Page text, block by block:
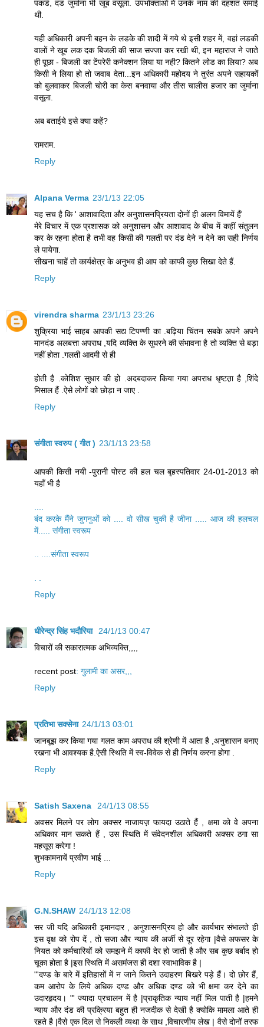
पकडॆ, दंड जुर्माना भी खूब वसूला. उपभोक्ताओं में उनके नाम की दहशत समाई
थी.
यही अधिकारी अपनी बहन के लडके की शादी में गये थे इसी शहर में, वहां लडकी
वालों ने खूब लक दक बिजली की साज सज्जा कर रखी थी, इन महाराज ने जाते
ही पूछा - बिजली का टेंपरेरी कनेक्शन लिया या नही? कितने लोड का लिया? अब
किसी ने लिया हो तो जवाब देता...इन अधिकारी महोदय ने तुरंत अपने सहायकों
को बुलवाकर बिजली चोरी का केस बनवाया और तीस चालीस हजार का जुर्माना
वसूला.
अब बताईये इसे क्या कहें?
रामराम.
Reply
Alpana Verma 23/1/13 22:05
यह सच है कि ' आशावादिता और अनुशासनप्रियता दोनों ही अलग विमायें हैं'
मेरे विचार में एक प्रशासक को अनुशासन और आशावाद के बीच में कहीं संतुलन
कर के रहना होता है तभी वह किसी की गलती पर दंड देने न देने का सही निर्णय
ले पायेगा.
सीखना चाहें तो कार्यक्षेत्र के अनुभव ही आप को काफी कुछ सिखा देते हैं.
Reply
virendra sharma 23/1/13 23:26
शुक्रिया भाई साहब आपकी सद्य टिपण्णी का .बढ़िया चिंतन सबके अपने अपने
मानदंड अलबत्ता अपराध ,यदि व्यक्ति के सुधरने की संभावना है तो व्यक्ति से बड़ा
नहीं होता .गलती आदमी से ही
होती है .कोशिश सुधार की हो .अदबदाकर किया गया अपराध धृष्टत़ा है ,शिंदे
मिसाल हैं .ऐसे लोगों को छोड़ा न जाए .
Reply
संगीता स्वरुप ( गीत ) 23/1/13 23:58
आपकी किसी नयी -पुरानी पोस्ट की हल चल बृहस्पतिवार 24-01-2013 को
यहाँ भी है
बंद करके मैंने जुगनुओं को .... वो सीख चुकी है जीना ..... आज की हलचल
में..... संगीता स्वरूप
.. ....संगीता स्वरूप
Reply
धीरेन्द्र सिंह भदौरिया
24/1/13 00:47
विचारों की सकारात्मक अभिव्यक्ति,,,,
recent post: गुलामी का असर,,,
Reply
प्रतिभा सक्सेना 24/1/13 03:01
जानबूझ कर किया गया गलत काम अपराध की श्रेणी में आता है ,अनुशासन बनाए
रखना भी आवश्यक है.ऐसी स्थिति में स्व-विवेक से ही निर्णय करना होगा .
Reply
Satish Saxena
24/1/13 08:55
अवसर मिलने पर लोग अक्सर नाजायज़ फायदा उठाते हैं , क्षमा को वे अपना
अधिकार मान सकते हैं , उस स्थिति में संवेदनशील अधिकारी अक्सर ठगा सा
महसूस करेगा !
शुभकामनायें प्रवीण भाई ...
Reply
G.N.SHAW 24/1/13 12:08
सर जी यदि अधिकारी इमानदार , अनुशासनप्रिय हो और कार्यभार संभालते ही
इस वृक्ष को रोप दें , तो सजा और न्याय की अर्जी से दूर रहेगा |वैसे अफसर के
नियत को कर्मचारियों को समझने में काफी देर हो जाती है और सब कुछ बर्बाद हो
चूका होता है |इस स्थिति में असमंजस ही दशा स्वाभाविक है |
"'दण्ड के बारे में इतिहासों में न जाने कितने उदाहरण बिखरे पड़े हैं। दो छोर हैं,
कम आरोप के लिये अधिक दण्ड और अधिक दण्ड को भी क्षमा कर देने का
उदारहृदय। "' ज्यादा प्रचालन में है |प्राकृतिक न्याय नहीं मिल पाती है |हमने
न्याय और दंड की प्रक्रिया बहुत ही नजदीक से देखी है क्योकि मामला आते ही
रहते है |वैसे एक दिल से निकली व्यथा के साथ ,विचारणीय लेख | वैसे दोनों तरफ